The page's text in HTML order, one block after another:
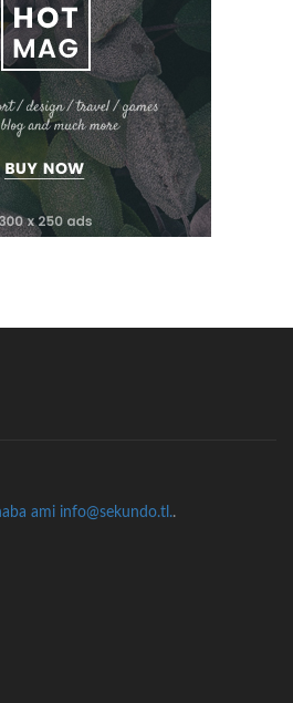
ami info@sekundo.tl..